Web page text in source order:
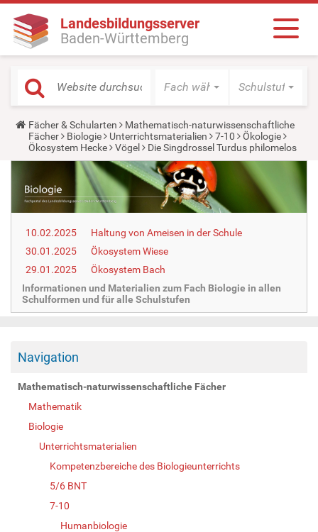
Landesbildungsserver
Baden-Württemberg
Fach wählen Schulstufe
Y
o
u
a
h
e
r
:
Fächer & Schularten
Mathematisch-naturwissenschaftliche
Fächer
Biologie Unterrichtsmaterialien 7-10
Ökologie
Ökosystem Hecke
Vögel Die Singdrossel Turdus philomelos
10.02.2025
Haltung von Ameisen in der Schule
30.01.2025
Ökosystem Wiese
29.01.2025
Ökosystem Bach
Informationen und Materialien zum Fach Biologie in allen
Schulformen und für alle Schulstufen
Navigation
Mathematisch-naturwissenschaftliche Fächer
Mathematik
Biologie
Unterrichtsmaterialien
Kompetenzbereiche des Biologieunterrichts
5/6 BNT
7-10
Humanbiologie